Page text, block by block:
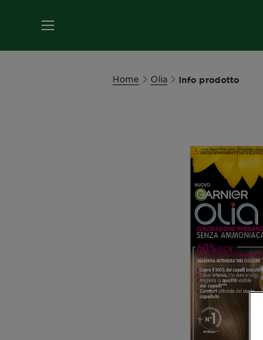
MENU
Home Olia Info prodotto